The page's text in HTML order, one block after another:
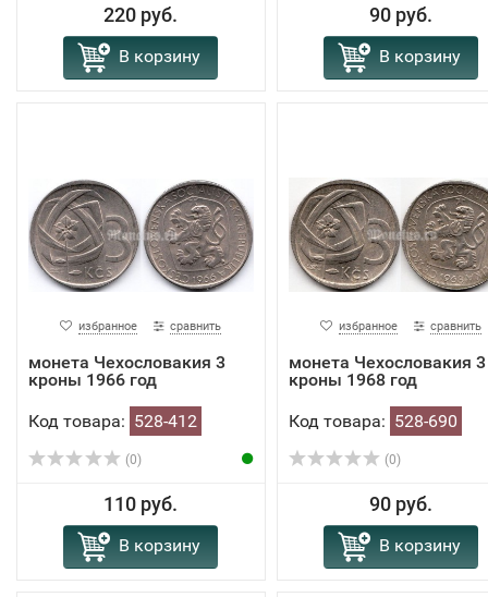
220 руб.
В корзину
90 руб.
В корзину
избранное сравнить
монета Чехословакия 3
кроны 1966 год
Код товара: 528-412
(0)
110 руб.
В корзину
избранное сравнить
монета Чехословакия 3
кроны 1968 год
Код товара: 528-690
(0)
90 руб.
В корзину